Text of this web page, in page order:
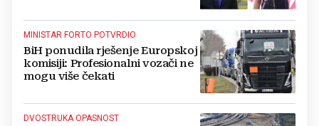
MINISTAR FORTO POTVRDIO
BiH ponudila rješenje Europskoj
komisiji: Profesionalni vozači ne
mogu više čekati
DVOSTRUKA OPASNOST